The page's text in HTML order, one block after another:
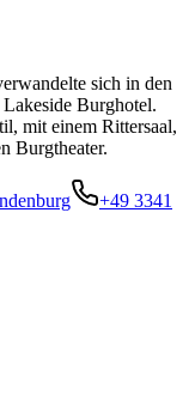
sich in den
Lakeside Burghotel.
mit einem Rittersaal,
Burgtheater.
+49 3341